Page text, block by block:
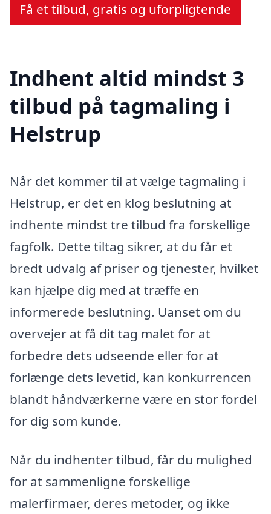
Få et tilbud, gratis og uforpligtende
Indhent altid mindst 3
tilbud på tagmaling i
Helstrup
Når det kommer til at vælge tagmaling i
Helstrup, er det en klog beslutning at
indhente mindst tre tilbud fra forskellige
fagfolk. Dette tiltag sikrer, at du får et
bredt udvalg af priser og tjenester, hvilket
kan hjælpe dig med at træffe en
informerede beslutning. Uanset om du
overvejer at få dit tag malet for at
forbedre dets udseende eller for at
forlænge dets levetid, kan konkurrencen
blandt håndværkerne være en stor fordel
for dig som kunde.
Når du indhenter tilbud, får du mulighed
for at sammenligne forskellige
malerfirmaer, deres metoder, og ikke